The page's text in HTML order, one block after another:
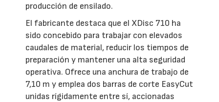
producción de ensilado.
El fabricante destaca que el XDisc 710 ha
sido concebido para trabajar con elevados
caudales de material, reducir los tiempos de
preparación y mantener una alta seguridad
operativa. Ofrece una anchura de trabajo de
7,10 m y emplea dos barras de corte EasyCut
unidas rígidamente entre sí, accionadas